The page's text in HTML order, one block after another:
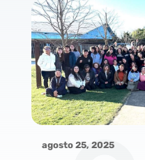
agosto 25, 2025